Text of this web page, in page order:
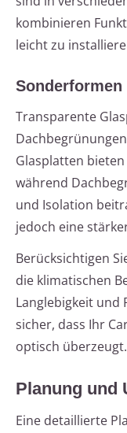
kombinieren
leicht zu
Sonderformen
Transparente
Glasplatten
während
und Isolation
jedoch eine
Berücksichtigen
die klimatischen
Langlebigkeit und
sicher, dass Ihr
optisch überzeugt.
Planung und
Eine detaillierte